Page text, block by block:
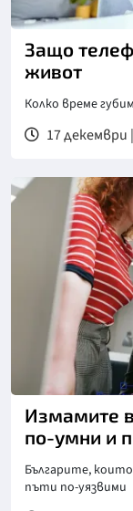
Снимка:
Защо
живот
Колко време
17 декември
Измамите
по-умни и
Българите,
пъти по-уязвими